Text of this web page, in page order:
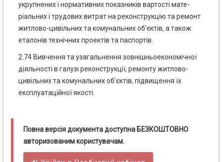
укрупнених і нормативних показників вартості мате­
ріальних і трудових витрат на реконструкцію та ремонт
житлово-цивільних та комунальних об'єктів, а також
еталонів технічних проектів та паспортів.
2.74 Вивчення та узагальнення зовнішньоекономічної
діяльності в галузі реконструкції, ремонту житлово-
цивільних та комунальних об'єктів, підвищення їх
експлуатаційної якості.
Повна версія документа доступна БЕЗКОШТОВНО
авторизованим користувачам.